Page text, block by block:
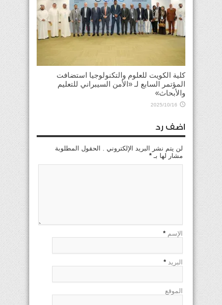
كلية الكويت للعلوم والتكنولوجيا استضافت
المؤتمر السابع لـ «الأمن السيبراني للتعليم
والأبحاث»
2025/10/16
اضف رد
لن يتم نشر البريد الإلكتروني . الحقول المطلوبة
مشار لها بـ *
الإسم *
البريد *
الموقع